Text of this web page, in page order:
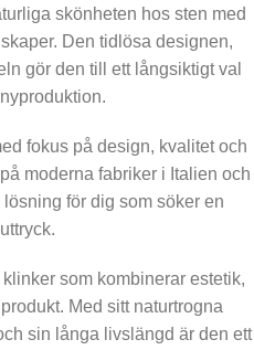
skönheten hos sten med
Den tidlösa designen,
gör den till ett långsiktigt val
fokus på design, kvalitet och
moderna fabriker i Italien och
för dig som söker en
som kombinerar estetik,
Med sitt naturtrogna
sin långa livslängd är den ett